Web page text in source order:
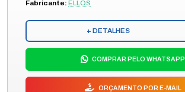
Fabricante: ELLOS
+ DETALHES
COMPRAR PELO WHATSAPP
ORÇAMENTO POR E-MAIL